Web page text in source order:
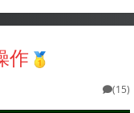
作
(15)